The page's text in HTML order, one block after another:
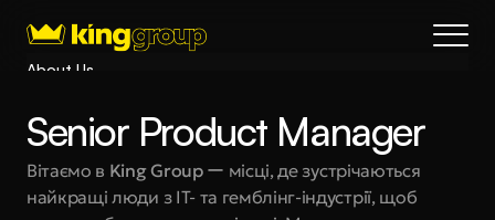
About Us
Services
Process
Coming Soon
Senior Product Manager
Вітаємо в King Group ー місці, де зустрічаються
найкращі люди з IT- та гемблінг-індустрії, щоб